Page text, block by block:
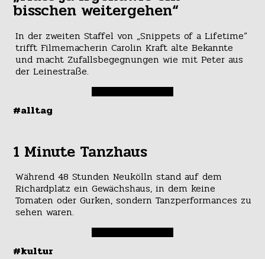
bisschen weitergehen“
In der zweiten Staffel von „Snippets of a Lifetime“
trifft Filmemacherin Carolin Kraft alte Bekannte
und macht Zufallsbegegnungen wie mit Peter aus
der Leinestraße.
#alltag
1 Minute Tanzhaus
Während 48 Stunden Neukölln stand auf dem
Richardplatz ein Gewächshaus, in dem keine
Tomaten oder Gurken, sondern Tanzperformances zu
sehen waren.
#kultur